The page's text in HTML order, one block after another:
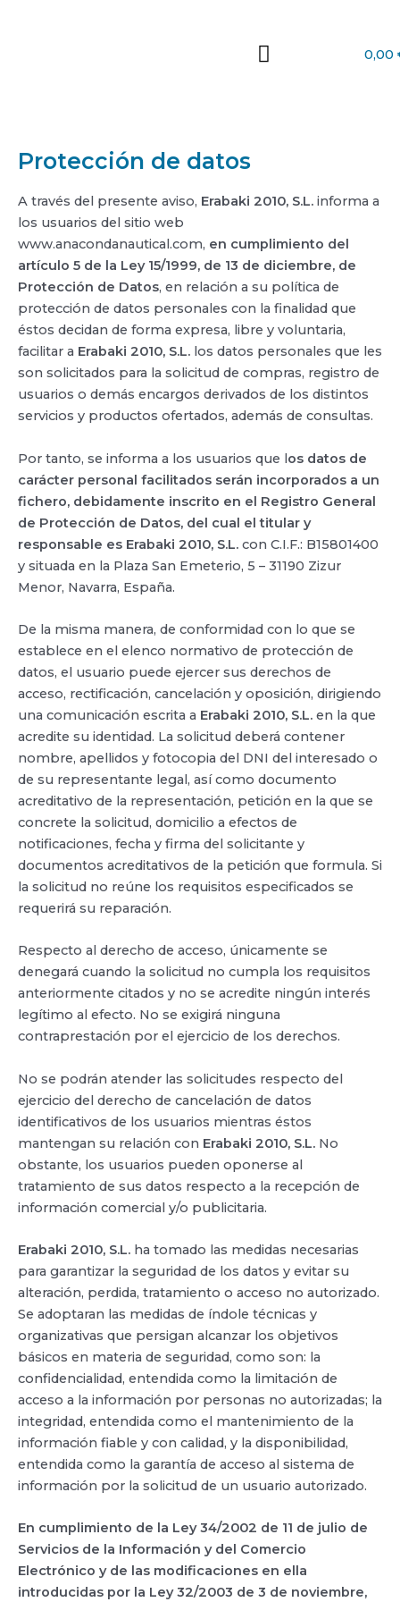
0,00
Protección de datos
A través del presente aviso, Erabaki 2010, S.L. informa a
los usuarios del sitio web
www.anacondanautical.com, en cumplimiento del
artículo 5 de la Ley 15/1999, de 13 de diciembre, de
Protección de Datos, en relación a su política de
protección de datos personales con la finalidad que
éstos decidan de forma expresa, libre y voluntaria,
facilitar a Erabaki 2010, S.L. los datos personales que les
son solicitados para la solicitud de compras, registro de
usuarios o demás encargos derivados de los distintos
servicios y productos ofertados, además de consultas.
Por tanto, se informa a los usuarios que los datos de
carácter personal facilitados serán incorporados a un
fichero, debidamente inscrito en el Registro General
de Protección de Datos, del cual el titular y
responsable es Erabaki 2010, S.L. con C.I.F.: B15801400
y situada en la Plaza San Emeterio, 5 – 31190 Zizur
Menor, Navarra, España.
De la misma manera, de conformidad con lo que se
establece en el elenco normativo de protección de
datos, el usuario puede ejercer sus derechos de
acceso, rectificación, cancelación y oposición, dirigiendo
una comunicación escrita a Erabaki 2010, S.L. en la que
acredite su identidad. La solicitud deberá contener
nombre, apellidos y fotocopia del DNI del interesado o
de su representante legal, así como documento
acreditativo de la representación, petición en la que se
concrete la solicitud, domicilio a efectos de
notificaciones, fecha y firma del solicitante y
documentos acreditativos de la petición que formula. Si
la solicitud no reúne los requisitos especificados se
requerirá su reparación.
Respecto al derecho de acceso, únicamente se
denegará cuando la solicitud no cumpla los requisitos
anteriormente citados y no se acredite ningún interés
legítimo al efecto. No se exigirá ninguna
contraprestación por el ejercicio de los derechos.
No se podrán atender las solicitudes respecto del
ejercicio del derecho de cancelación de datos
identificativos de los usuarios mientras éstos
mantengan su relación con Erabaki 2010, S.L. No
obstante, los usuarios pueden oponerse al
tratamiento de sus datos respecto a la recepción de
información comercial y/o publicitaria.
Erabaki 2010, S.L. ha tomado las medidas necesarias
para garantizar la seguridad de los datos y evitar su
alteración, perdida, tratamiento o acceso no autorizado.
Se adoptaran las medidas de índole técnicas y
organizativas que persigan alcanzar los objetivos
básicos en materia de seguridad, como son: la
confidencialidad, entendida como la limitación de
acceso a la información por personas no autorizadas; la
integridad, entendida como el mantenimiento de la
información fiable y con calidad, y la disponibilidad,
entendida como la garantía de acceso al sistema de
información por la solicitud de un usuario autorizado.
En cumplimiento de la Ley 34/2002 de 11 de julio de
Servicios de la Información y del Comercio
Electrónico y de las modificaciones en ella
introducidas por la Ley 32/2003 de 3 de noviembre,